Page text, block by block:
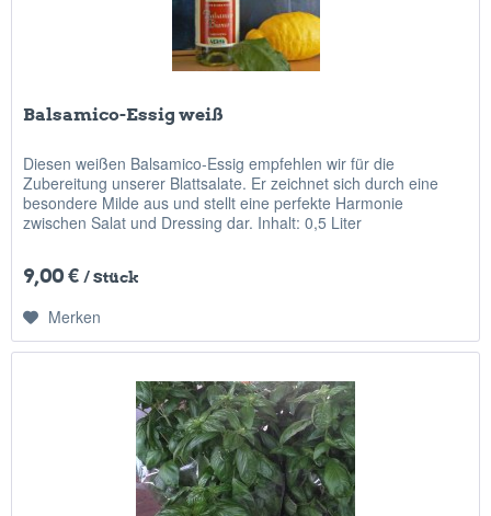
Balsamico-Essig weiß
Diesen weißen Balsamico-Essig empfehlen wir für die
Zubereitung unserer Blattsalate. Er zeichnet sich durch eine
besondere Milde aus und stellt eine perfekte Harmonie
zwischen Salat und Dressing dar. Inhalt: 0,5 Liter
9,00 €/ Stück
Merken